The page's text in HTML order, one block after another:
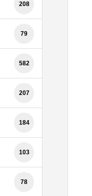
208
79
582
207
184
103
78